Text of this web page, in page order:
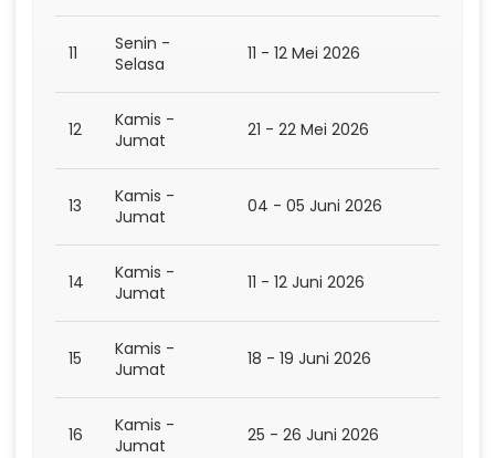
11
Senin -
Selasa
11 - 12 Mei 2026
12
Kamis -
Jumat
21 - 22 Mei 2026
13
Kamis -
Jumat
04 - 05 Juni 2026
14
Kamis -
Jumat
11 - 12 Juni 2026
15
Kamis -
Jumat
18 - 19 Juni 2026
16
Kamis -
Jumat
25 - 26 Juni 2026